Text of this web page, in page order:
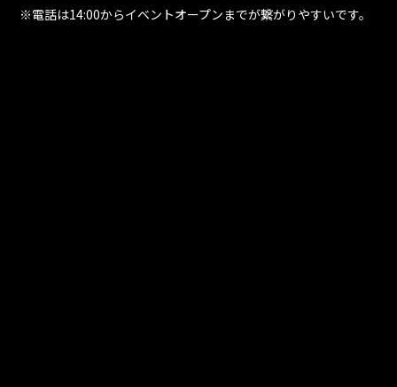
※電話は14:00からイベントオープンまでが繋がりやすいです。